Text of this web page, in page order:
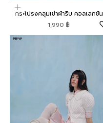
เลือกตัวเลือก
กระโปรงคลุมเข่าผ้าริบ คอลเลกชัน
Mild Moment
ราคาโปรโมชัน
1,990 ฿